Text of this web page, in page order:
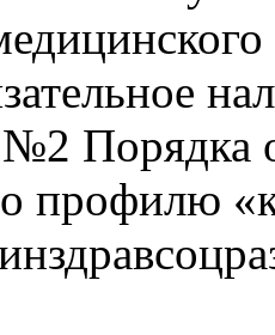
Порядка
профилю